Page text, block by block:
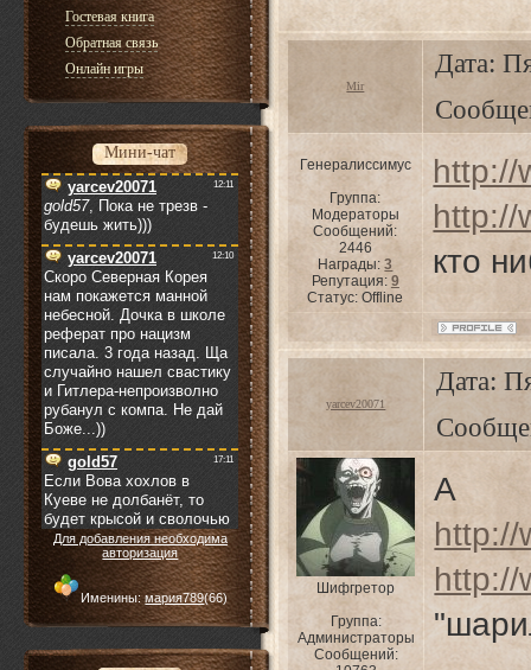
Гостевая книга
Обратная связь
Онлайн игры
Мини-чат
Для добавления необходима
авторизация
Именины:мария789(66)
Mir
Дата:
Генералиссимус
Группа:
Модераторы
Сообщений:
2446
Награды:3
Репутация: 9
Статус:Offline
http://
http://
кто
yarcev20071
Дата:
Шифгретор
Группа:
Администраторы
Сообщений:
А
http://
http://